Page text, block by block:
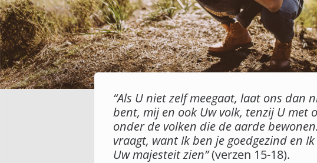
“Als U niet zelf meegaat, laat ons dan
bent, mij en ook Uw volk, tenzij U met
onder de volken die de aarde
vraagt, want Ik ben je goedgezind en
Uw majesteit zien”(verzen 15-18).